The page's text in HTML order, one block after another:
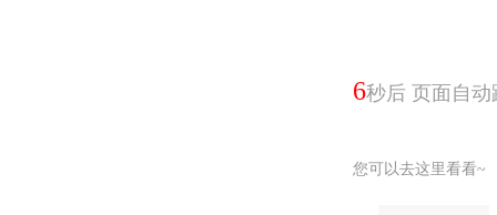
6秒后 页面自动
您可以去这里看看~